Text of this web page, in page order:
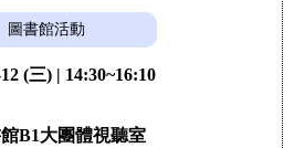
圖書館活動
(三) | 14:30~16:10
B1大團體視聽室